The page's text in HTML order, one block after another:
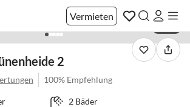
Vermieten
2
100% Empfehlung
2 Bäder